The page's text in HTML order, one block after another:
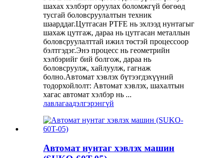
шахах хэлбэрт оруулах боломжгүй бөгөөд
тусгай боловсруулалтын техник
шаарддаг.Цутгасан PTFE нь эхлээд нунтагыг
шахаж цутгаж, дараа нь цутгасан металлын
боловсруулалттай ижил төстэй процессоор
бэлтгэдэг.Энэ процесс нь геометрийн
хэлбэрийг бий болгож, дараа нь
боловсруулж, хайлуулж, гагнаж
болно.Автомат хэвлэх бүтээгдэхүүний
тодорхойлолт: Автомат хэвлэх, шахалтын
хагас автомат хэлбэр нь ...
лавлагаадэлгэрэнгүй
Автомат нунтаг хэвлэх машин